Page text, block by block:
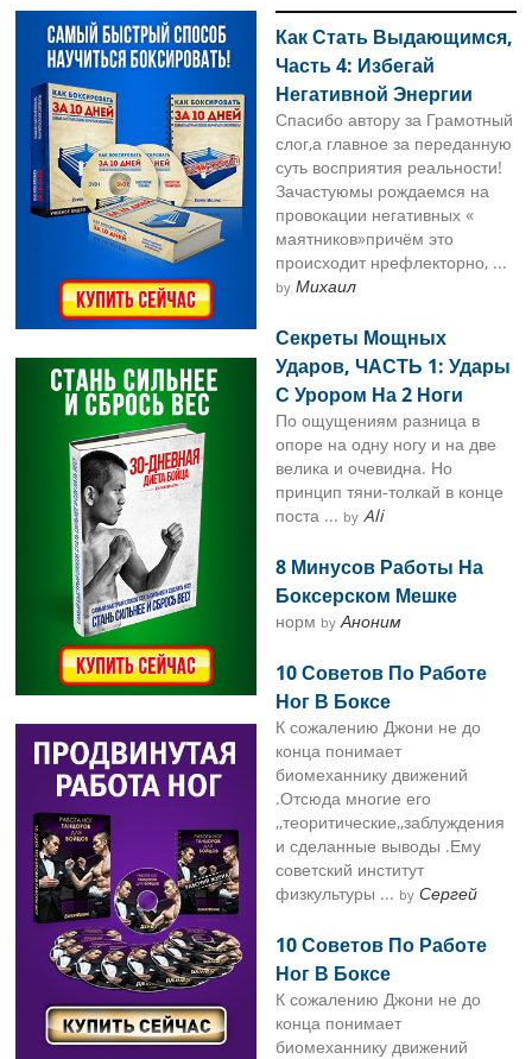
Sidebar
Как Стать Выдающимся,
Часть 4: Избегай
Негативной Энергии
Спасибо автору за Грамотный
слог,а главное за переданную
суть восприятия реальности!
Зачастуюмы рождаемся на
провокации негативных «
маятников»причём это
происходит нрефлекторно, ...
by Михаил
Секреты Мощных
Ударов, ЧАСТЬ 1: Удары
С Урором На 2 Ноги
По ощущениям разница в
опоре на одну ногу и на две
велика и очевидна. Но
принцип тяни-толкай в конце
поста ... by Ali
8 Минусов Работы На
Боксерском Мешке
норм by Аноним
10 Советов По Работе
Ног В Боксе
К сожалению Джони не до
конца понимает
биомеханнику движений
.Отсюда многие его
,,теоритические,,заблуждения
и сделанные выводы .Ему
советский институт
физкультуры ... by Сергей
10 Советов По Работе
Ног В Боксе
К сожалению Джони не до
конца понимает
биомеханнику движений